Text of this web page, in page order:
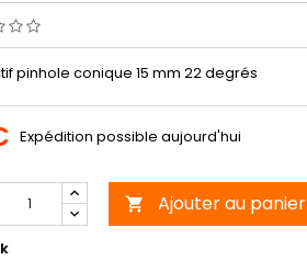
pinhole conique 15 mm 22 degrés
Expédition possible aujourd'hui
 Ajouter au panier